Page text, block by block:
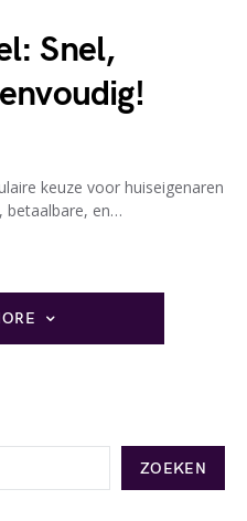
Snel,
keuze voor huiseigenaren
betaalbare, en…
ZOEKEN